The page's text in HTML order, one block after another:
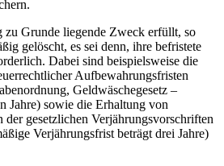
zu Grunde liegende Zweck erfüllt, so
gelöscht, es sei denn, ihre befristete
Dabei sind beispielsweise die
Aufbewahrungsfristen
Geldwäschegesetz –
Jahre) sowie die Erhaltung von
gesetzlichen Verjährungsvorschriften
Verjährungsfrist beträgt drei Jahre)